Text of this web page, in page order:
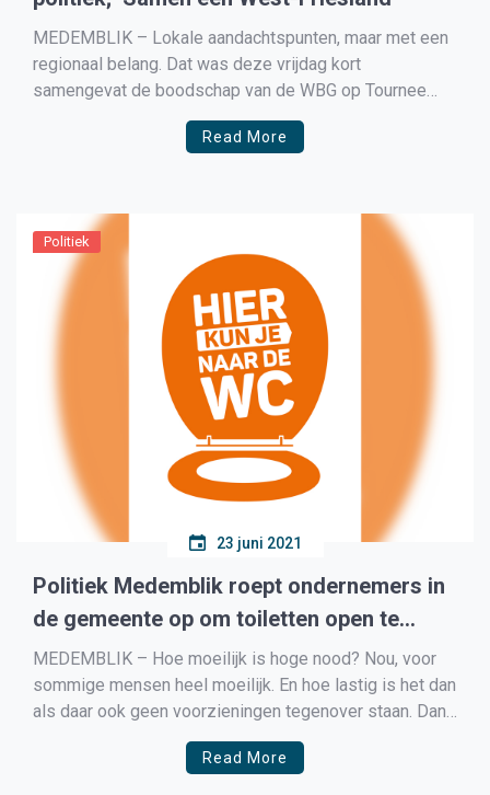
MEDEMBLIK – Lokale aandachtspunten, maar met een
regionaal belang. Dat was deze vrijdag kort
samengevat de boodschap van de WBG op Tournee
door West-Friesland. Met lokale
ondernemersverenigingen werd het visiedocument
hiermee hun input voor het schrijven […]
Read More
Politiek
23 juni 2021
Politiek Medemblik roept ondernemers in
de gemeente op om toiletten open te
stellen
MEDEMBLIK – Hoe moeilijk is hoge nood? Nou, voor
sommige mensen heel moeilijk. En hoe lastig is het dan
als daar ook geen voorzieningen tegenover staan. Dan
wordt het heel lastig. “Veel mensen hebben last van
incontinentie en/of darmproblemen. Zij kunnen het niet
Read More